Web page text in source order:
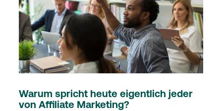
Warum spricht heute eigentlich jeder
von Affiliate Marketing?